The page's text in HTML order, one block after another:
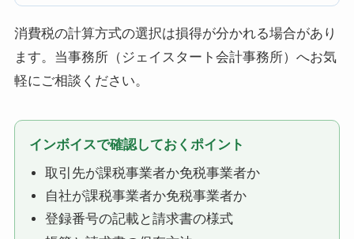
消費税の計算方式の選択は損得が分かれる場合があり
ます。当事務所（ジェイスタート会計事務所）へお気
軽にご相談ください。
インボイスで確認しておくポイント
取引先が課税事業者か免税事業者か
自社が課税事業者か免税事業者か
登録番号の記載と請求書の様式